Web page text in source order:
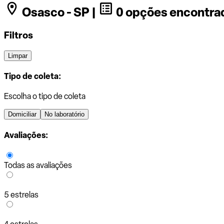
Osasco - SP | 0 opções
Filtros
Limpar
Tipo de coleta:
Escolha o tipo de coleta
Domiciliar No laboratório
Avaliações:
Todas as avaliações
5 estrelas